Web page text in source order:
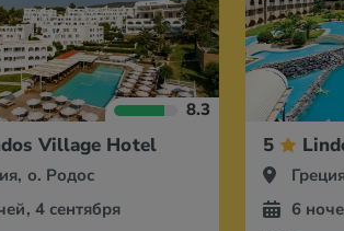
8.3
Village Hotel
о. Родос
4 сентября
5
6